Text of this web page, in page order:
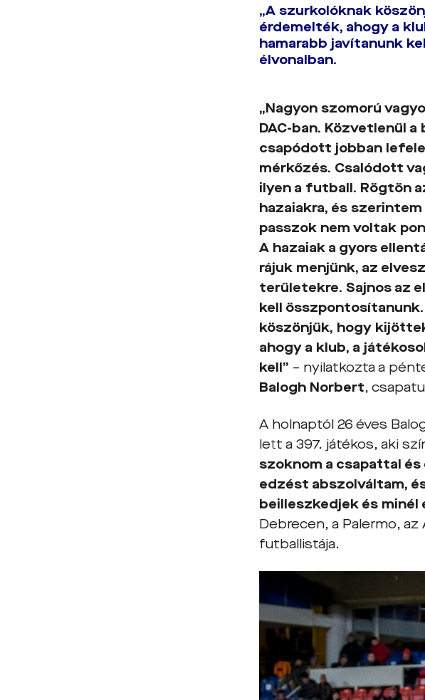
„A szurkolóknak
érdemelték, ahogy a
hamarabb javítanunk
élvonalban.
„Nagyon szomorú
DAC-ban. Közvetlenül
csapódott jobban
mérkőzés. Csalódott
ilyen a futball. Rögtön
hazaiakra, és
passzok nem voltak
A hazaiak a gyors
rájuk menjünk, az
területekre. Sajnos az
kell
köszönjük, hogy
ahogy a klub, a
kell” – nyilatkozta a
Balogh Norbert,
A holnaptól 26 éves
lett a 397. játékos, aki
szoknom a csapattal
edzést abszolváltam,
beilleszkedjek és
Debrecen, a Palermo, az
futballistája.